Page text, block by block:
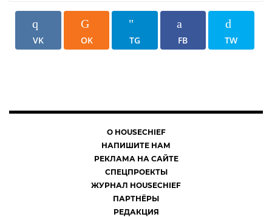
VK OK TG FB TW
О HOUSECHIEF
НАПИШИТЕ НАМ
РЕКЛАМА НА САЙТЕ
СПЕЦПРОЕКТЫ
ЖУРНАЛ HOUSECHIEF
ПАРТНЁРЫ
РЕДАКЦИЯ